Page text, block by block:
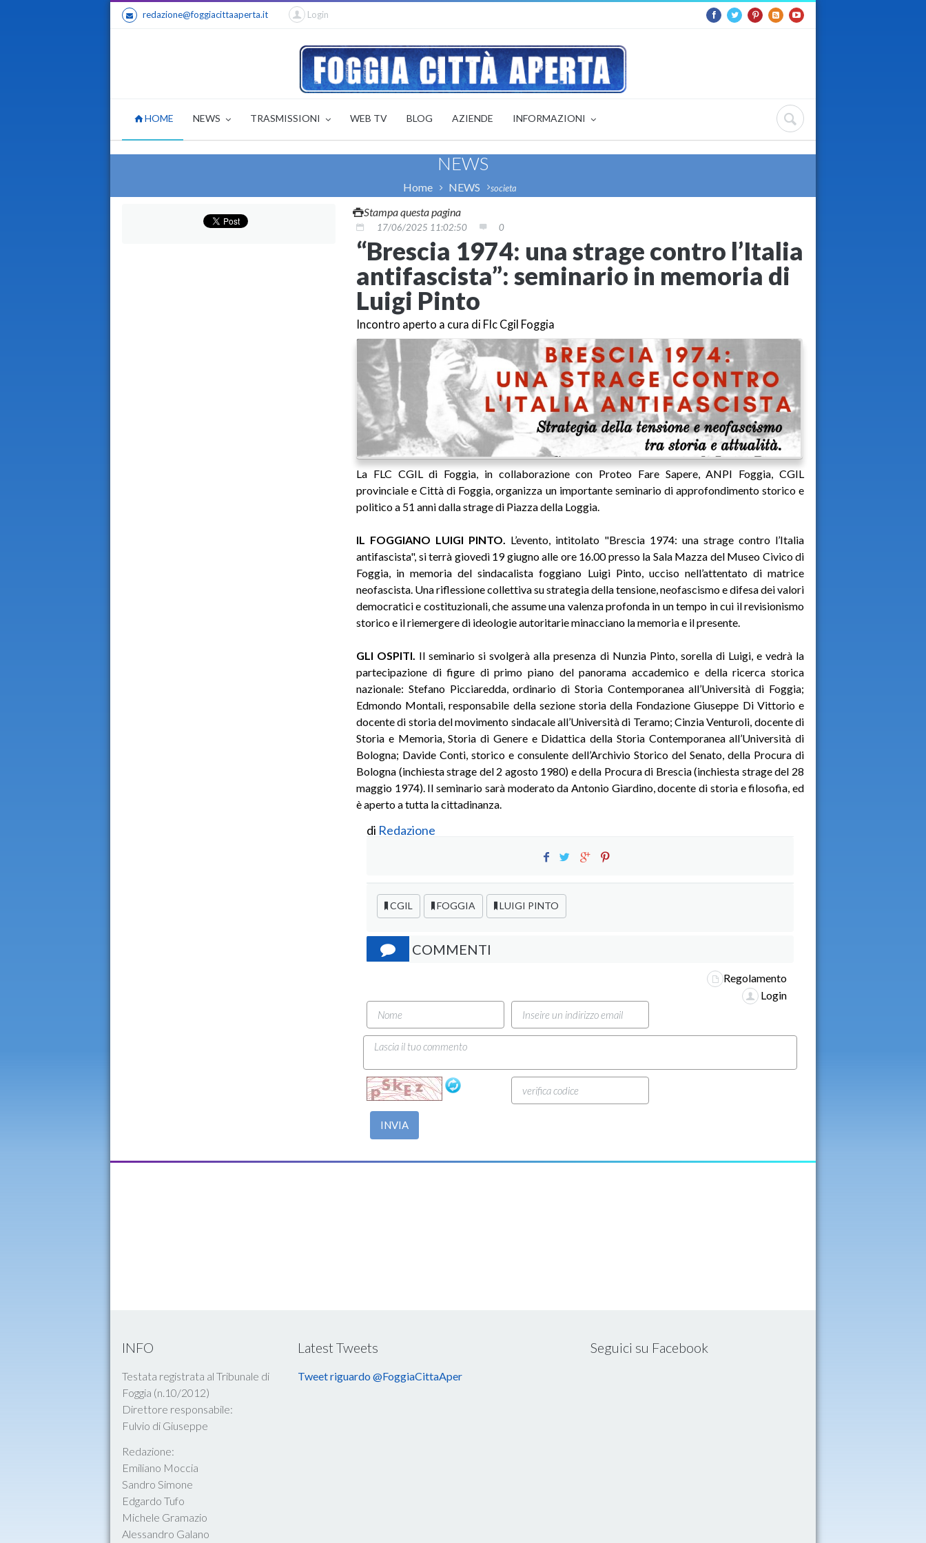
redazione@foggiacittaaperta.it Login
HOME NEWS TRASMISSIONI WEB TV BLOG AZIENDE INFORMAZIONI
NEWS
Home NEWS societa
Stampa questa pagina
17/06/2025 11:02:50 0
“Brescia 1974: una strage contro l’Italia
antifascista”: seminario in memoria di
Luigi Pinto
Incontro aperto a cura di Flc Cgil Foggia
La FLC CGIL di Foggia, in collaborazione con Proteo Fare Sapere, ANPI Foggia, CGIL
provinciale e Città di Foggia, organizza un importante seminario di approfondimento storico e
politico a 51 anni dalla strage di Piazza della Loggia.
IL FOGGIANO LUIGI PINTO. L’evento, intitolato "Brescia 1974: una strage contro l’Italia
antifascista", si terrà giovedì 19 giugno alle ore 16.00 presso la Sala Mazza del Museo Civico di
Foggia, in memoria del sindacalista foggiano Luigi Pinto, ucciso nell’attentato di matrice
neofascista. Una riflessione collettiva su strategia della tensione, neofascismo e difesa dei valori
democratici e costituzionali, che assume una valenza profonda in un tempo in cui il revisionismo
storico e il riemergere di ideologie autoritarie minacciano la memoria e il presente.
GLI OSPITI. Il seminario si svolgerà alla presenza di Nunzia Pinto, sorella di Luigi, e vedrà la
partecipazione di figure di primo piano del panorama accademico e della ricerca storica
nazionale: Stefano Picciaredda, ordinario di Storia Contemporanea all’Università di Foggia;
Edmondo Montali, responsabile della sezione storia della Fondazione Giuseppe Di Vittorio e
docente di storia del movimento sindacale all’Università di Teramo; Cinzia Venturoli, docente di
Storia e Memoria, Storia di Genere e Didattica della Storia Contemporanea all’Università di
Bologna; Davide Conti, storico e consulente dell’Archivio Storico del Senato, della Procura di
Bologna (inchiesta strage del 2 agosto 1980) e della Procura di Brescia (inchiesta strage del 28
maggio 1974). Il seminario sarà moderato da Antonio Giardino, docente di storia e filosofia, ed
è aperto a tutta la cittadinanza.
di Redazione
CGIL FOGGIA LUIGI PINTO
COMMENTI
Regolamento
Login
INVIA
INFO
Testata registrata al Tribunale di
Foggia (n.10/2012)
Direttore responsabile:
Fulvio di Giuseppe
Redazione:
Emiliano Moccia
Sandro Simone
Edgardo Tufo
Michele Gramazio
Alessandro Galano
Latest Tweets
Tweet riguardo @FoggiaCittaAper
Seguici su Facebook